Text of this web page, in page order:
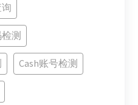
测
Cash账号检测